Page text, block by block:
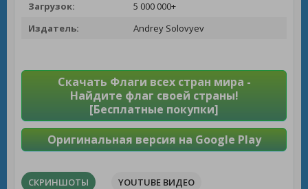
Загрузок:
5 000 000+
Издатель:
Andrey Solovyev
Скачать Флаги всех стран мира -
Найдите флаг своей страны!
[Бесплатные покупки]
Оригинальная версия на Google Play
СКРИНШОТЫ YOUTUBE ВИДЕО